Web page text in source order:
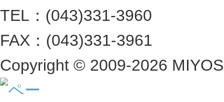
TEL：(043)331-3960
FAX：(043)331-3961
Copyright © 2009-2026